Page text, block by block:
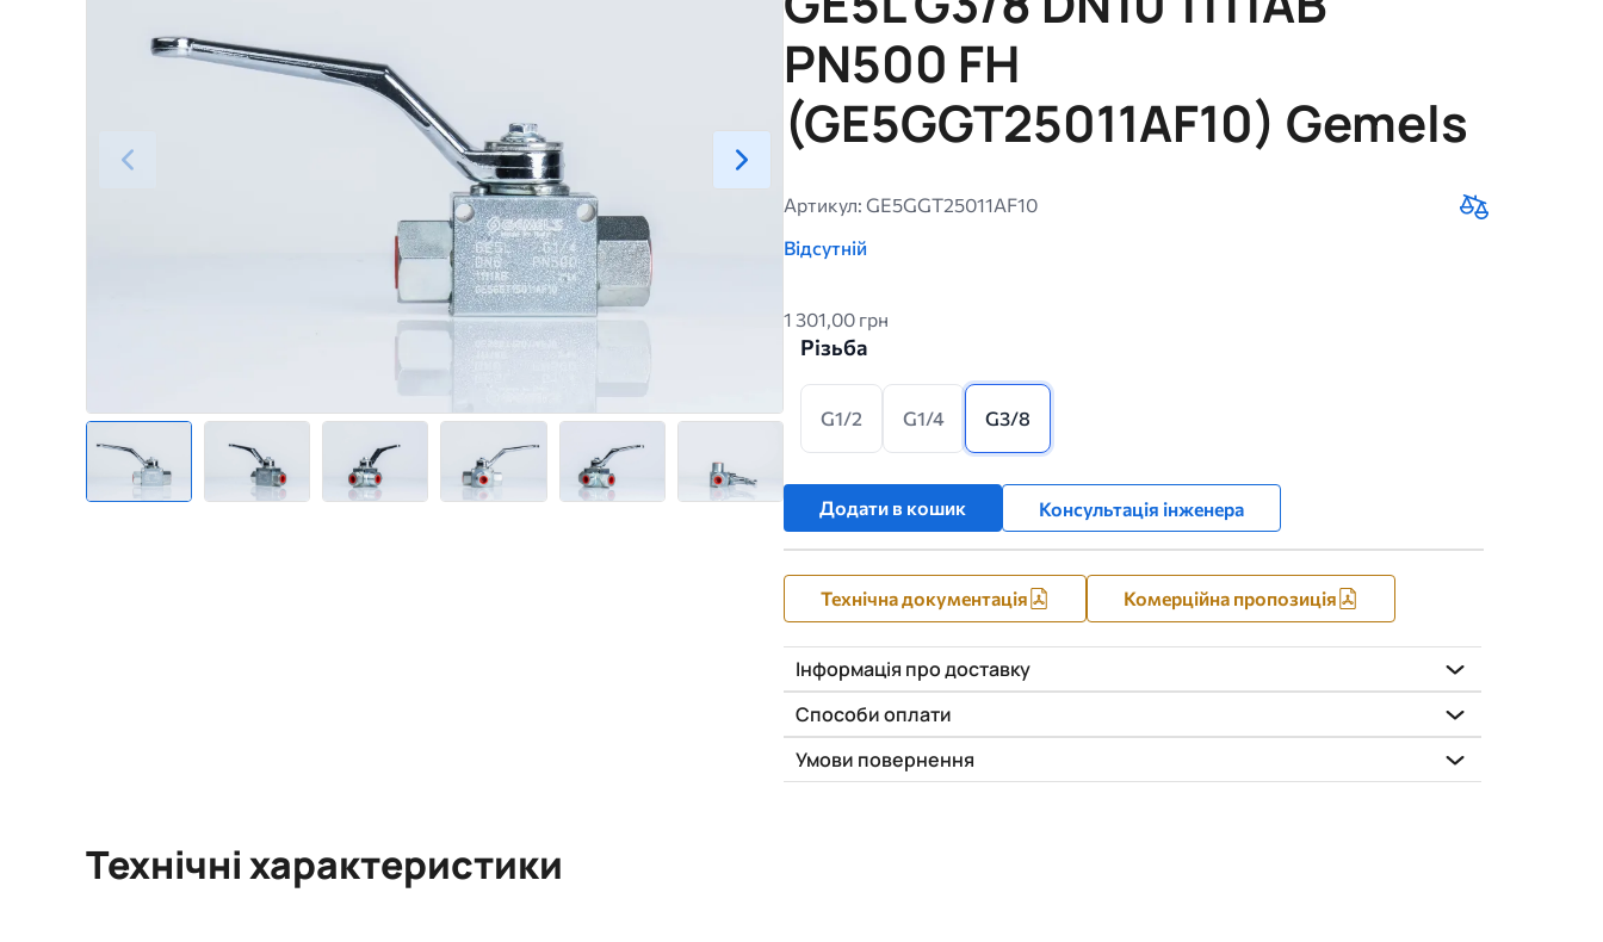
PN500 FH
(GE5GGT25011AF10) Gemels
Артикул: GE5GGT25011AF10
Відсутній
1 301,00 грн
Різьба
G1/2 G1/4 G3/8
Додати в кошик Консультація інженера
Технічна документація Комерційна пропозиція
Інформація про доставку
Способи оплати
Умови повернення
Технічні характеристики